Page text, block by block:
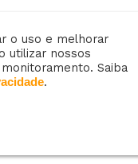
obrigações do
segundo
o uso e melhorar
utilizar nossos
Saiba
.